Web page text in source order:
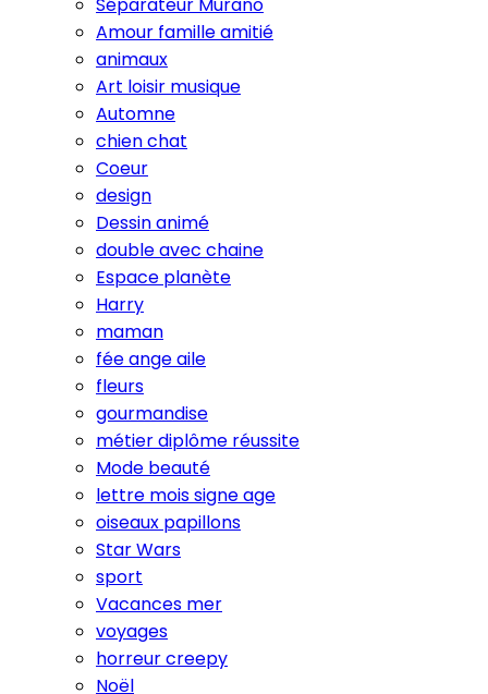
Amour famille amitié
animaux
Art loisir musique
Automne
chien chat
Coeur
design
Dessin animé
double avec chaine
Espace planète
Harry
maman
fée ange aile
fleurs
gourmandise
métier diplôme réussite
Mode beauté
lettre mois signe age
oiseaux papillons
Star Wars
sport
Vacances mer
voyages
horreur creepy
Noël